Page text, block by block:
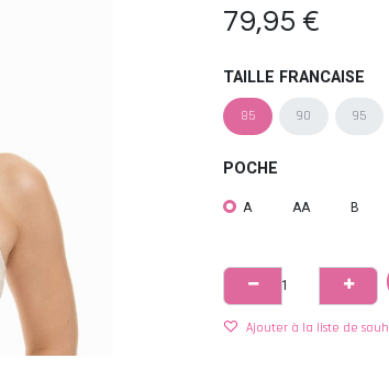
79,95 €
TAILLE FRANCAISE
85 90 95
POCHE
A AA B
Ajouter à la liste de